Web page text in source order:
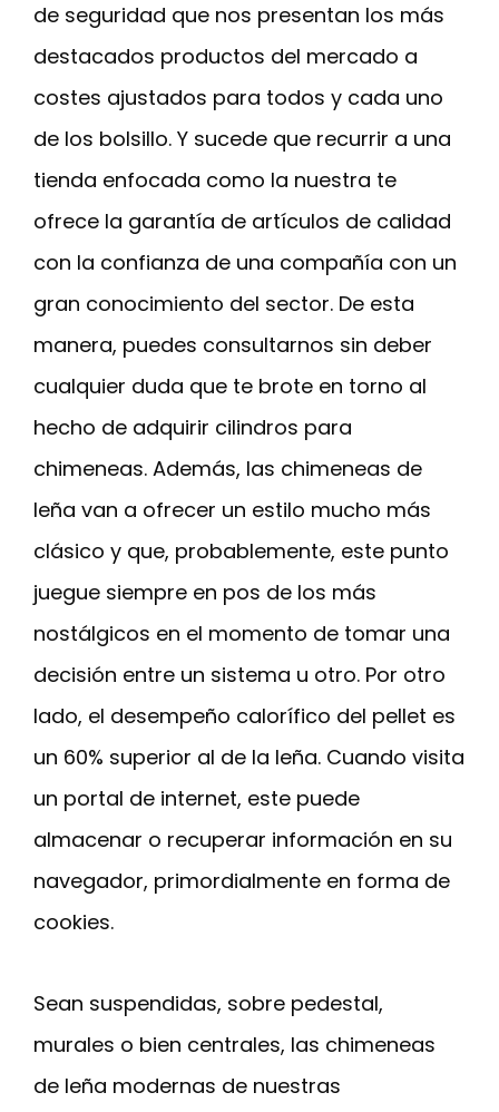
de seguridad que nos presentan los más
destacados productos del mercado a
costes ajustados para todos y cada uno
de los bolsillo. Y sucede que recurrir a una
tienda enfocada como la nuestra te
ofrece la garantía de artículos de calidad
con la confianza de una compañía con un
gran conocimiento del sector. De esta
manera, puedes consultarnos sin deber
cualquier duda que te brote en torno al
hecho de adquirir cilindros para
chimeneas. Además, las chimeneas de
leña van a ofrecer un estilo mucho más
clásico y que, probablemente, este punto
juegue siempre en pos de los más
nostálgicos en el momento de tomar una
decisión entre un sistema u otro. Por otro
lado, el desempeño calorífico del pellet es
un 60% superior al de la leña. Cuando visita
un portal de internet, este puede
almacenar o recuperar información en su
navegador, primordialmente en forma de
cookies.
Sean suspendidas, sobre pedestal,
murales o bien centrales, las chimeneas
de leña modernas de nuestras